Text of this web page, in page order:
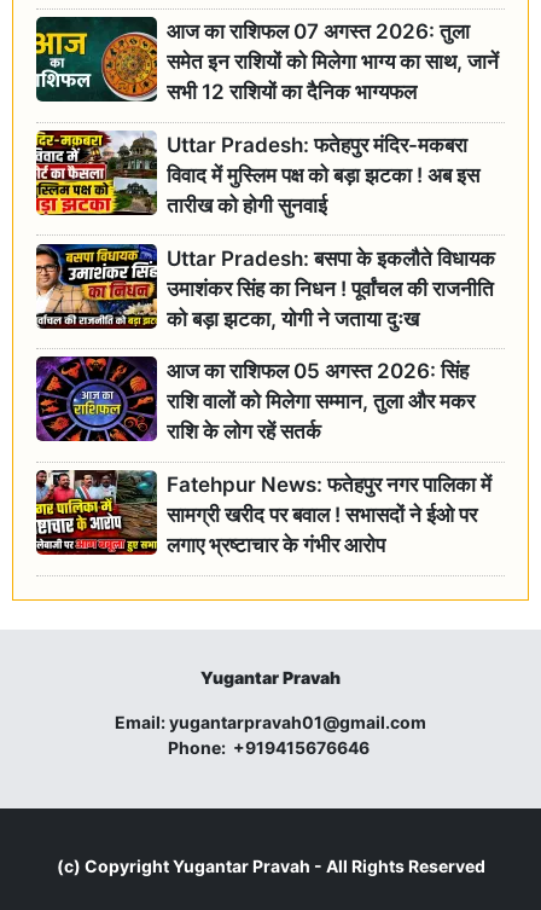
आज का राशिफल 07 अगस्त 2026: तुला
समेत इन राशियों को मिलेगा भाग्य का साथ, जानें
सभी 12 राशियों का दैनिक भाग्यफल
Uttar Pradesh: फतेहपुर मंदिर-मकबरा
विवाद में मुस्लिम पक्ष को बड़ा झटका ! अब इस
तारीख को होगी सुनवाई
Uttar Pradesh: बसपा के इकलौते विधायक
उमाशंकर सिंह का निधन ! पूर्वांचल की राजनीति
को बड़ा झटका, योगी ने जताया दुःख
आज का राशिफल 05 अगस्त 2026: सिंह
राशि वालों को मिलेगा सम्मान, तुला और मकर
राशि के लोग रहें सतर्क
Fatehpur News: फतेहपुर नगर पालिका में
सामग्री खरीद पर बवाल ! सभासदों ने ईओ पर
लगाए भ्रष्टाचार के गंभीर आरोप
Yugantar Pravah
Email:yugantarpravah01@gmail.com
Phone: +919415676646
(c) CopyrightYugantar Pravah - All Rights Reserved